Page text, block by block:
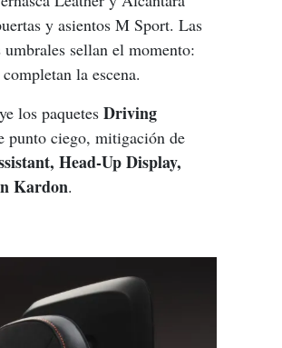
y asientos M Sport. Las
sellan el momento:
la escena.
los paquetes Driving
punto ciego, mitigación de
Head-Up Display,
Kardon.